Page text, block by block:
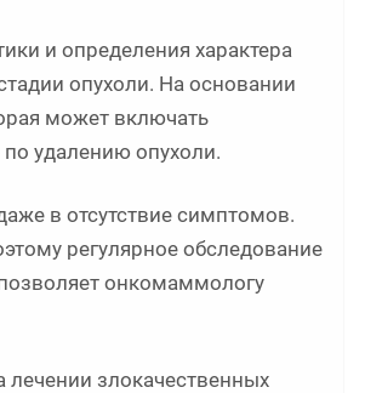
и определения характера
опухоли. На основании
может включать
удалению опухоли.
в отсутствие симптомов.
регулярное обследование
онкомаммологу
лечении злокачественных